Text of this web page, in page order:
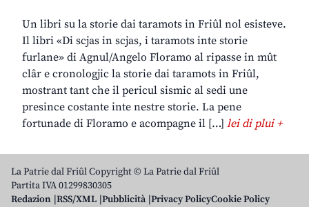
Un libri su la storie dai taramots in Friûl nol esisteve.
Il libri «Di scjas in scjas, i taramots inte storie
furlane» di Agnul/Angelo Floramo al ripasse in mût
clâr e cronologjic la storie dai taramots in Friûl,
mostrant tant che il pericul sismic al sedi une
presince costante inte nestre storie. La pene
fortunade di Floramo e acompagne il […] lei di plui +
La Patrie dal Friûl Copyright © La Patrie dal Friûl
Partita IVA 01299830305
Redazion RSS/XML Pubblicità Privacy PolicyCookie Policy